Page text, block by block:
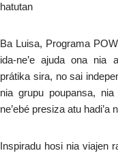
hatutan
Ba Luisa, Programa
ida-ne’e ajuda ona nia
prátika sira, no sai
nia grupu poupansa,
ne’ebé presiza atu hadi’a
Inspiradu hosi nia viajen